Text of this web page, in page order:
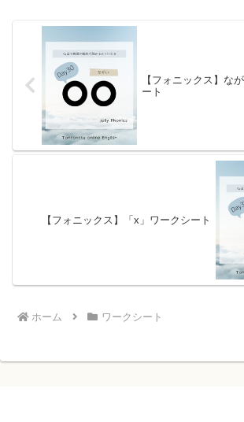
【フォニックス】な
ート
【フォニックス】「x」ワークシート
ホーム ワークシート